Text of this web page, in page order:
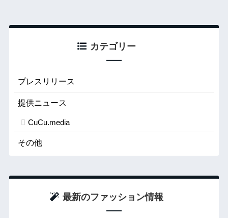
カテゴリー
プレスリリース
提供ニュース
CuCu.media
その他
最新のファッション情報